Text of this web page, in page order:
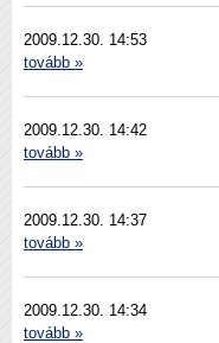
2009.12.30. 14:53
tovább »
2009.12.30. 14:42
tovább »
2009.12.30. 14:37
tovább »
2009.12.30. 14:34
tovább »